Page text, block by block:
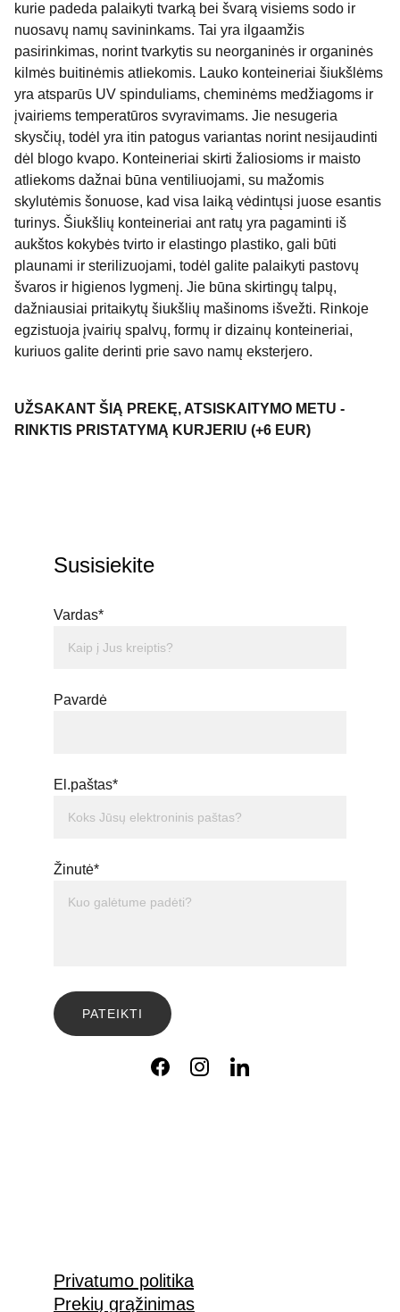
kurie padeda palaikyti tvarką bei švarą visiems sodo ir
nuosavų namų savininkams. Tai yra ilgaamžis
pasirinkimas, norint tvarkytis su neorganinės ir organinės
kilmės buitinėmis atliekomis. Lauko konteineriai šiukšlėms
yra atsparūs UV spinduliams, cheminėms medžiagoms ir
įvairiems temperatūros svyravimams. Jie nesugeria
skysčių, todėl yra itin patogus variantas norint nesijaudinti
dėl blogo kvapo. Konteineriai skirti žaliosioms ir maisto
atliekoms dažnai būna ventiliuojami, su mažomis
skylutėmis šonuose, kad visa laiką vėdintųsi juose esantis
turinys. Šiukšlių konteineriai ant ratų yra pagaminti iš
aukštos kokybės tvirto ir elastingo plastiko, gali būti
plaunami ir sterilizuojami, todėl galite palaikyti pastovų
švaros ir higienos lygmenį. Jie būna skirtingų talpų,
dažniausiai pritaikytų šiukšlių mašinoms išvežti. Rinkoje
egzistuoja įvairių spalvų, formų ir dizainų konteineriai,
kuriuos galite derinti prie savo namų eksterjero.
UŽSAKANT ŠIĄ PREKĘ, ATSISKAITYMO METU -
RINKTIS PRISTATYMĄ KURJERIU (+6 EUR)
Susisiekite
Vardas*
Pavardė
El.paštas*
Žinutė*
PATEIKTI
Privatumo politika
Prekių grąžinimas